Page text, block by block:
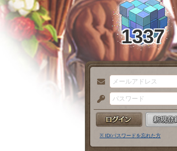
1337
メ
ー
ル
ア
パ
ス
※ ID/パスワードを忘れた方